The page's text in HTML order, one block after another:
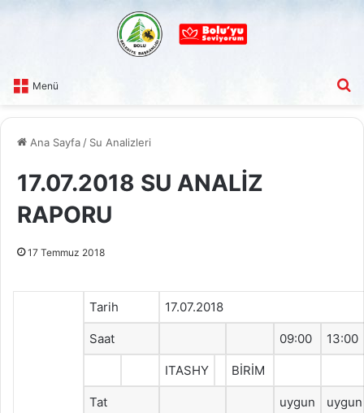
Menü
Ana Sayfa / Su Analizleri
17.07.2018 SU ANALİZ
RAPORU
17 Temmuz 2018
Tarih 17.07.2018
Saat 09:00 13:00
ITASHY BİRİM
Tat uygun uygun